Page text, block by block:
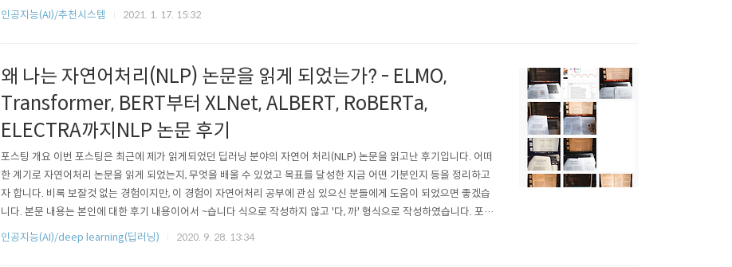
래와 같습니다. towardsdatascience.com/an-exhaustive-list-of-methods-to-evaluate-recommender-sy
인공지능(AI)/추천시스템 2021. 1. 17. 15:32
왜 나는 자연어처리(NLP) 논문을 읽게 되었는가? - ELMO,
Transformer, BERT부터 XLNet, ALBERT, RoBERTa,
ELECTRA까지NLP 논문 후기
포스팅 개요 이번 포스팅은 최근에 제가 읽게되었던 딥러닝 분야의 자연어 처리(NLP) 논문을 읽고난 후기입니다. 어떠
한 계기로 자연어처리 논문을 읽게 되었는지, 무엇을 배울 수 있었고 목표를 달성한 지금 어떤 기분인지 등을 정리하고
자 합니다. 비록 보잘것 없는 경험이지만, 이 경험이 자연어처리 공부에 관심 있으신 분들에게 도움이 되었으면 좋겠습
니다. 본문 내용는 본인에 대한 후기 내용이어서 ~습니다 식으로 작성하지 않고 '다, 까' 형식으로 작성하였습니다. 포스
팅 본문 2020년 7월 말. 나는 하나의 결정을 하게되었다. 가뜩이나 여러가지 일로 힘든 상황이었고 바쁘기도 했지만
인공지능(AI)/deep learning(딥러닝) 2020. 9. 28. 13:34